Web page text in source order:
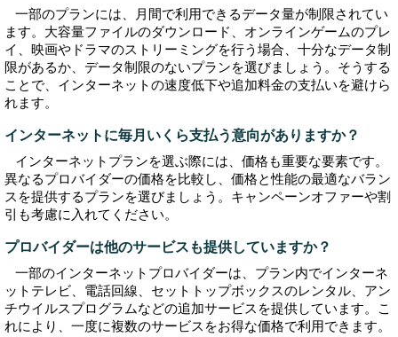
一部のプランには、月間で利用できるデータ量が制限されてい
ます。大容量ファイルのダウンロード、オンラインゲームのプレ
イ、映画やドラマのストリーミングを行う場合、十分なデータ制
限があるか、データ制限のないプランを選びましょう。そうする
ことで、インターネットの速度低下や追加料金の支払いを避けら
れます。
インターネットに毎月いくら支払う意向がありますか？
インターネットプランを選ぶ際には、価格も重要な要素です。
異なるプロバイダーの価格を比較し、価格と性能の最適なバラン
スを提供するプランを選びましょう。キャンペーンオファーや割
引も考慮に入れてください。
プロバイダーは他のサービスも提供していますか？
一部のインターネットプロバイダーは、プラン内でインターネ
ットテレビ、電話回線、セットトップボックスのレンタル、アン
チウイルスプログラムなどの追加サービスを提供しています。こ
れにより、一度に複数のサービスをお得な価格で利用できます。